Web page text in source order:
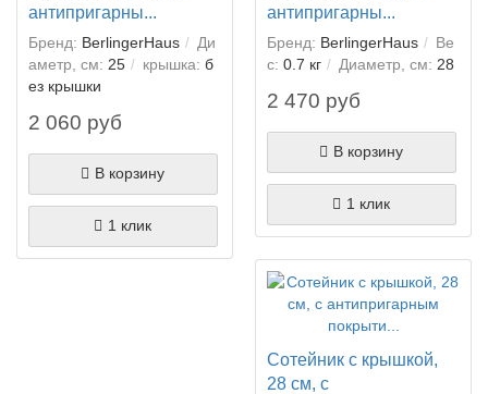
антипригарны...
Бренд: BerlingerHaus
Ди
аметр, см: 25 крышка: б
ез крышки
2 060 руб
В корзину
1 клик
антипригарны...
Бренд: BerlingerHaus
Ве
с: 0.7 кг Диаметр, см: 28
2 470 руб
В корзину
1 клик
Сотейник с крышкой,
28 см, с